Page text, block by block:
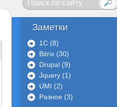
Заметки
1C (8)
Bitrix (30)
Drupal (9)
Jquery (1)
UMI (2)
Разное (3)